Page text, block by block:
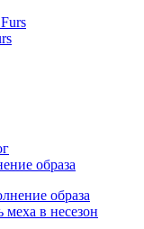
образа
меха в несезон